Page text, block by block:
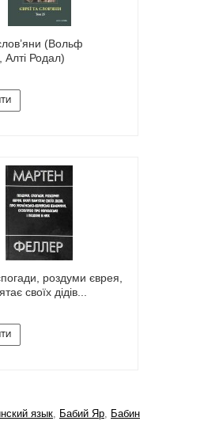
(Вольф
Алті Родал)
роздуми єврея,
своїх дідів...
язык Бабий Яр Бабин